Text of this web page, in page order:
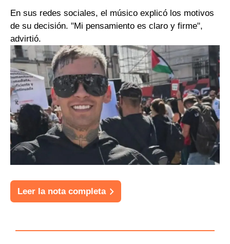
En sus redes sociales, el músico explicó los motivos
de su decisión. "Mi pensamiento es claro y firme",
advirtió.
Leer la nota completa